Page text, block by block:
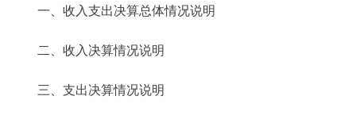
一、收入支出决算总体情况说明
二、收入决算情况说明
三、支出决算情况说明